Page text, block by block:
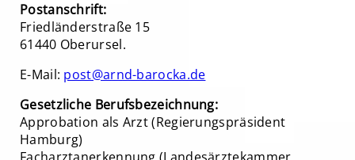
Postanschrift:
Friedländerstraße 15
61440 Oberursel.
E-Mail: post@arnd-barocka.de
Gesetzliche Berufsbezeichnung:
Approbation als Arzt (Regierungspräsident
Hamburg)